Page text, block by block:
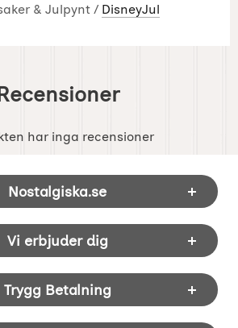
& Julpynt / DisneyJul
har inga recensioner
info och länkar
Nostalgiska.se
Vi erbjuder dig
Trygg Betalning